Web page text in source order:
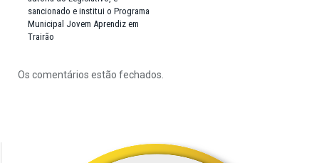
sancionado e institui o Programa
Municipal Jovem Aprendiz em
Trairão
Os comentários estão fechados.